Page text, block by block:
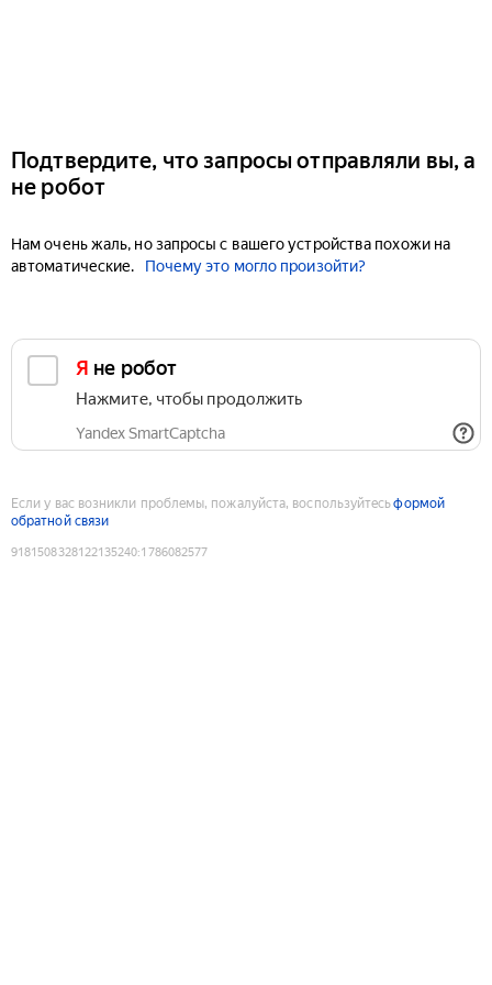
Подтвердите, что запросы отправляли вы, а
не робот
Нам очень жаль, но запросы с вашего устройства похожи на
автоматические.
Почему это могло произойти?
Я не робот
Нажмите, чтобы продолжить
Yandex SmartCaptcha
Если у вас возникли проблемы, пожалуйста, воспользуйтесьформой
обратной связи
9181508328122135240:1786082577